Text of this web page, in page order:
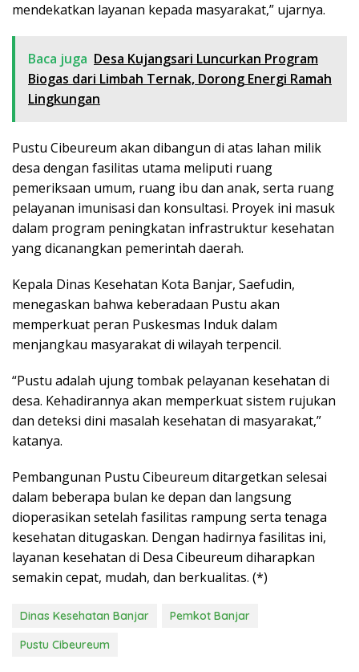
mendekatkan layanan kepada masyarakat,” ujarnya.
Baca juga Desa Kujangsari Luncurkan Program
Biogas dari Limbah Ternak, Dorong Energi Ramah
Lingkungan
Pustu Cibeureum akan dibangun di atas lahan milik
desa dengan fasilitas utama meliputi ruang
pemeriksaan umum, ruang ibu dan anak, serta ruang
pelayanan imunisasi dan konsultasi. Proyek ini masuk
dalam program peningkatan infrastruktur kesehatan
yang dicanangkan pemerintah daerah.
Kepala Dinas Kesehatan Kota Banjar, Saefudin,
menegaskan bahwa keberadaan Pustu akan
memperkuat peran Puskesmas Induk dalam
menjangkau masyarakat di wilayah terpencil.
“Pustu adalah ujung tombak pelayanan kesehatan di
desa. Kehadirannya akan memperkuat sistem rujukan
dan deteksi dini masalah kesehatan di masyarakat,”
katanya.
Pembangunan Pustu Cibeureum ditargetkan selesai
dalam beberapa bulan ke depan dan langsung
dioperasikan setelah fasilitas rampung serta tenaga
kesehatan ditugaskan. Dengan hadirnya fasilitas ini,
layanan kesehatan di Desa Cibeureum diharapkan
semakin cepat, mudah, dan berkualitas. (*)
Dinas Kesehatan Banjar
Pemkot Banjar
Pustu Cibeureum